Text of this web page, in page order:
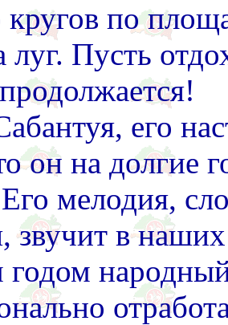
кругов по
луг. Пусть
его
он на долгие
мелодия,
звучит в
народный